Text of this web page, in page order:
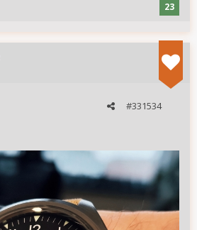
23
#331534